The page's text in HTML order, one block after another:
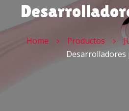
Home Productos
Desarrolladores